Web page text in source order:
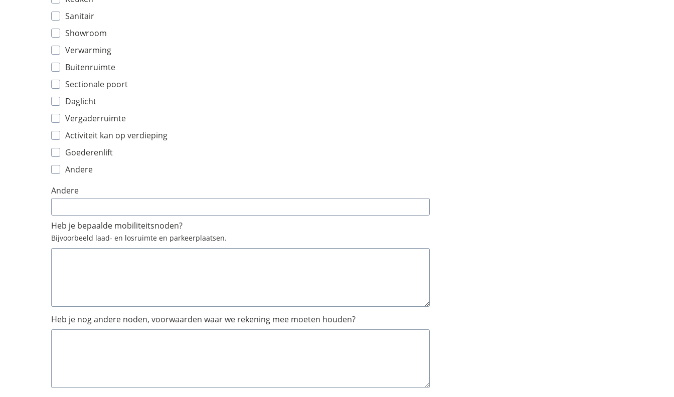
Sanitair
Showroom
Verwarming
Buitenruimte
Sectionale poort
Daglicht
Vergaderruimte
Activiteit kan op verdieping
Goederenlift
Andere
Andere
Heb je bepaalde mobiliteitsnoden?
Bijvoorbeeld laad- en losruimte en parkeerplaatsen.
Heb je nog andere noden, voorwaarden waar we rekening mee moeten houden?